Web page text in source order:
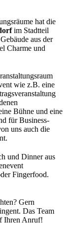
hat die
im Stadtteil
aus der
Charme und
wie z.B. eine
Bühne und eine
für Business-
uns auch die
und Dinner aus
Fingerfood.
Gern
Das Team
Ihren Anruf!